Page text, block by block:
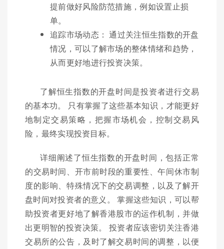
提前做好风险防范措施，例如设置止损
单。
追踪市场动态： 通过关注恒生指数的开盘
情况，可以了解市场的整体情绪和趋势，
从而更好地进行投资决策。
了解恒生指数的开盘时间是投资者进行交易
的基本功。 只有掌握了这些基本知识，才能更好
地制定交易策略，把握市场机会，控制交易风
险，最终实现投资目标。
详细阐述了恒生指数的开盘时间，包括正常
的交易时间、开市前时段的重要性、午间休市制
度的影响、特殊情况下的交易调整，以及了解开
盘时间对投资者的意义。 掌握这些知识，可以帮
助投资者更好地了解香港股市的运作机制，并做
出更明智的投资决策。 投资者应该密切关注香港
交易所的公告，及时了解交易时间的调整，以便